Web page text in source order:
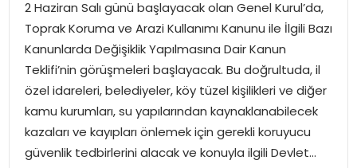
EĞITIM
SPOR
EKONOMI
MAGAZIN
2 Haziran Salı günü başlayacak olan Genel Kurul’da,
Toprak Koruma ve Arazi Kullanımı Kanunu ile İlgili Bazı
Kanunlarda Değişiklik Yapılmasına Dair Kanun
Teklifi’nin görüşmeleri başlayacak. Bu doğrultuda, il
özel idareleri, belediyeler, köy tüzel kişilikleri ve diğer
kamu kurumları, su yapılarından kaynaklanabilecek
kazaları ve kayıpları önlemek için gerekli koruyucu
güvenlik tedbirlerini alacak ve konuyla ilgili Devlet…